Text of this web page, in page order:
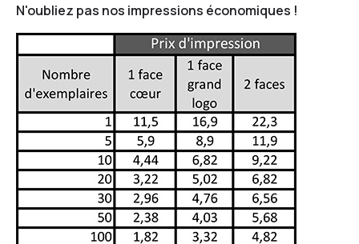
N'oubliez pas nos impressions économiques !